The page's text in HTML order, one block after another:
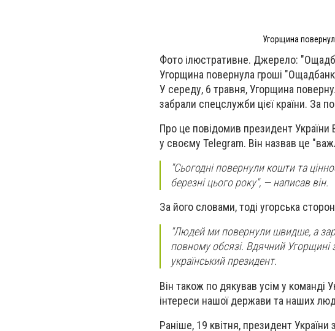
Угорщина
Фото ілюстративне. Джерело:
Угорщина повернула гроші
У середу, 6 травня, Угорщина
забрали спецслужби цієї країни. За
Про це повідомив президент
у своєму Telegram. Він назвав це
"Сьогодні повернули кошти та
березні цього року", — написав він.
За його словами, тоді угорська
"Людей ми повернули швидше, а
повному обсязі. Вдячний Угорщині
український президент.
Він також по дякував усім у команді
інтереси нашої держави та наших
Раніше, 19 квітня, президент